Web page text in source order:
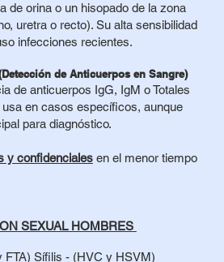
de orina o un hisopado de la zona
uretra o recto). Su alta sensibilidad
infecciones recientes.
de Anticuerpos en Sangre)
de anticuerpos IgG, IgM o Totales
en casos específicos, aunque
para diagnóstico.
y confidencialesen el menor tiempo
SEXUAL HOMBRES
FTA) Sífilis - (HVC y HSVM)